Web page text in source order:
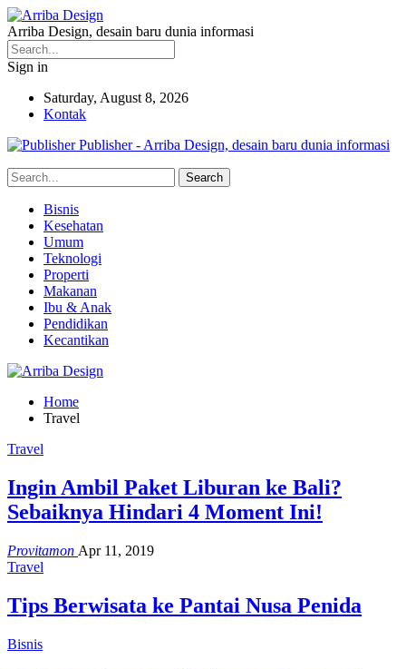
Arriba Design, desain baru dunia informasi
Sign in
Saturday, August 8, 2026
Kontak
Publisher - Arriba Design, desain baru dunia informasi
Bisnis
Kesehatan
Umum
Teknologi
Properti
Makanan
Ibu & Anak
Pendidikan
Kecantikan
Home
Travel
Travel
Ingin Ambil Paket Liburan ke Bali?
Sebaiknya Hindari 4 Moment Ini!
Provitamon Apr 11, 2019
Travel
Tips Berwisata ke Pantai Nusa Penida
Bisnis